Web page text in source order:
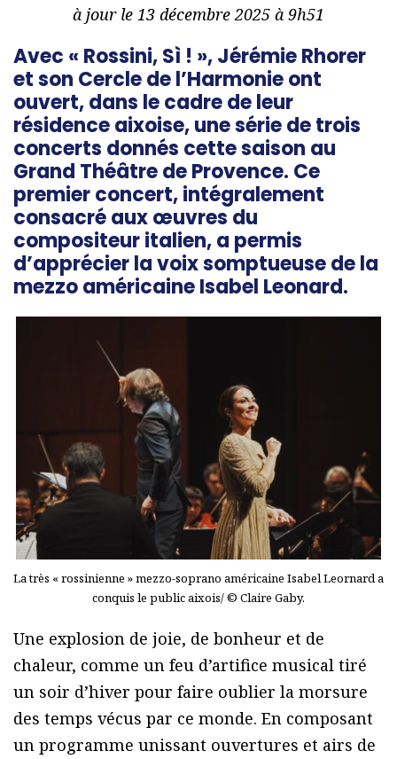
à jour le 13 décembre 2025 à 9h51
Avec « Rossini, Sì ! », Jérémie Rhorer
et son Cercle de l’Harmonie ont
ouvert, dans le cadre de leur
résidence aixoise, une série de trois
concerts donnés cette saison au
Grand Théâtre de Provence. Ce
premier concert, intégralement
consacré aux œuvres du
compositeur italien, a permis
d’apprécier la voix somptueuse de la
mezzo américaine Isabel Leonard.
La très « rossinienne » mezzo-soprano américaine Isabel Leornard a
conquis le public aixois/ © Claire Gaby.
Une explosion de joie, de bonheur et de
chaleur, comme un feu d’artifice musical tiré
un soir d’hiver pour faire oublier la morsure
des temps vécus par ce monde. En composant
un programme unissant ouvertures et airs de